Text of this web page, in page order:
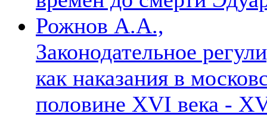
Рожнов А.А.,
Законодательное
как наказания в
половине XVI века -